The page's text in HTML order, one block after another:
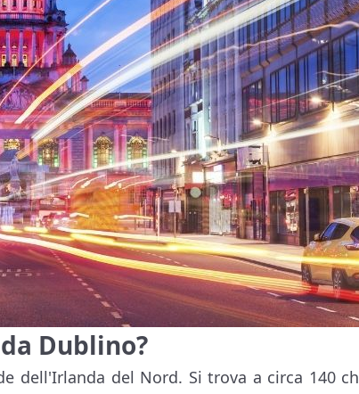
Dublino?
dell'Irlanda del Nord. Si trova a circa 140